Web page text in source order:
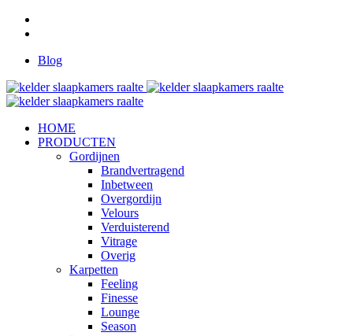
Blog
HOME
PRODUCTEN
Gordijnen
Brandvertragend
Inbetween
Overgordijn
Velours
Verduisterend
Vitrage
Overig
Karpetten
Feeling
Finesse
Lounge
Season